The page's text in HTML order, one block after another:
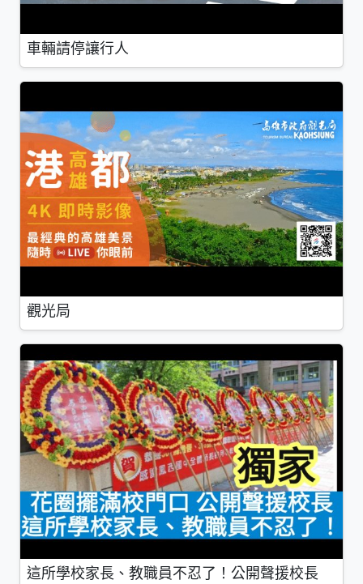
車輛請停讓行人
觀光局
這所學校家長、教職員不忍了！公開聲援校長